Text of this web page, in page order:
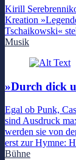
Kirill
Kreation
Tschaikowski«
Musik
»Durch dick
Egal ob Punk,
sind Ausdruck
werden sie von
erst zur Hymne:
Bühne